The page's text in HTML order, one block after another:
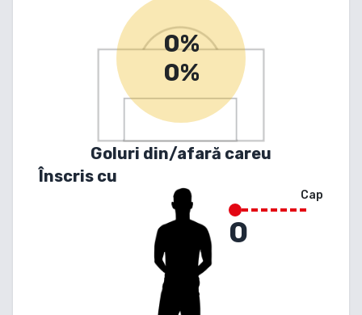
0%
0%
Goluri din/afară careu
Înscris cu
Cap
0